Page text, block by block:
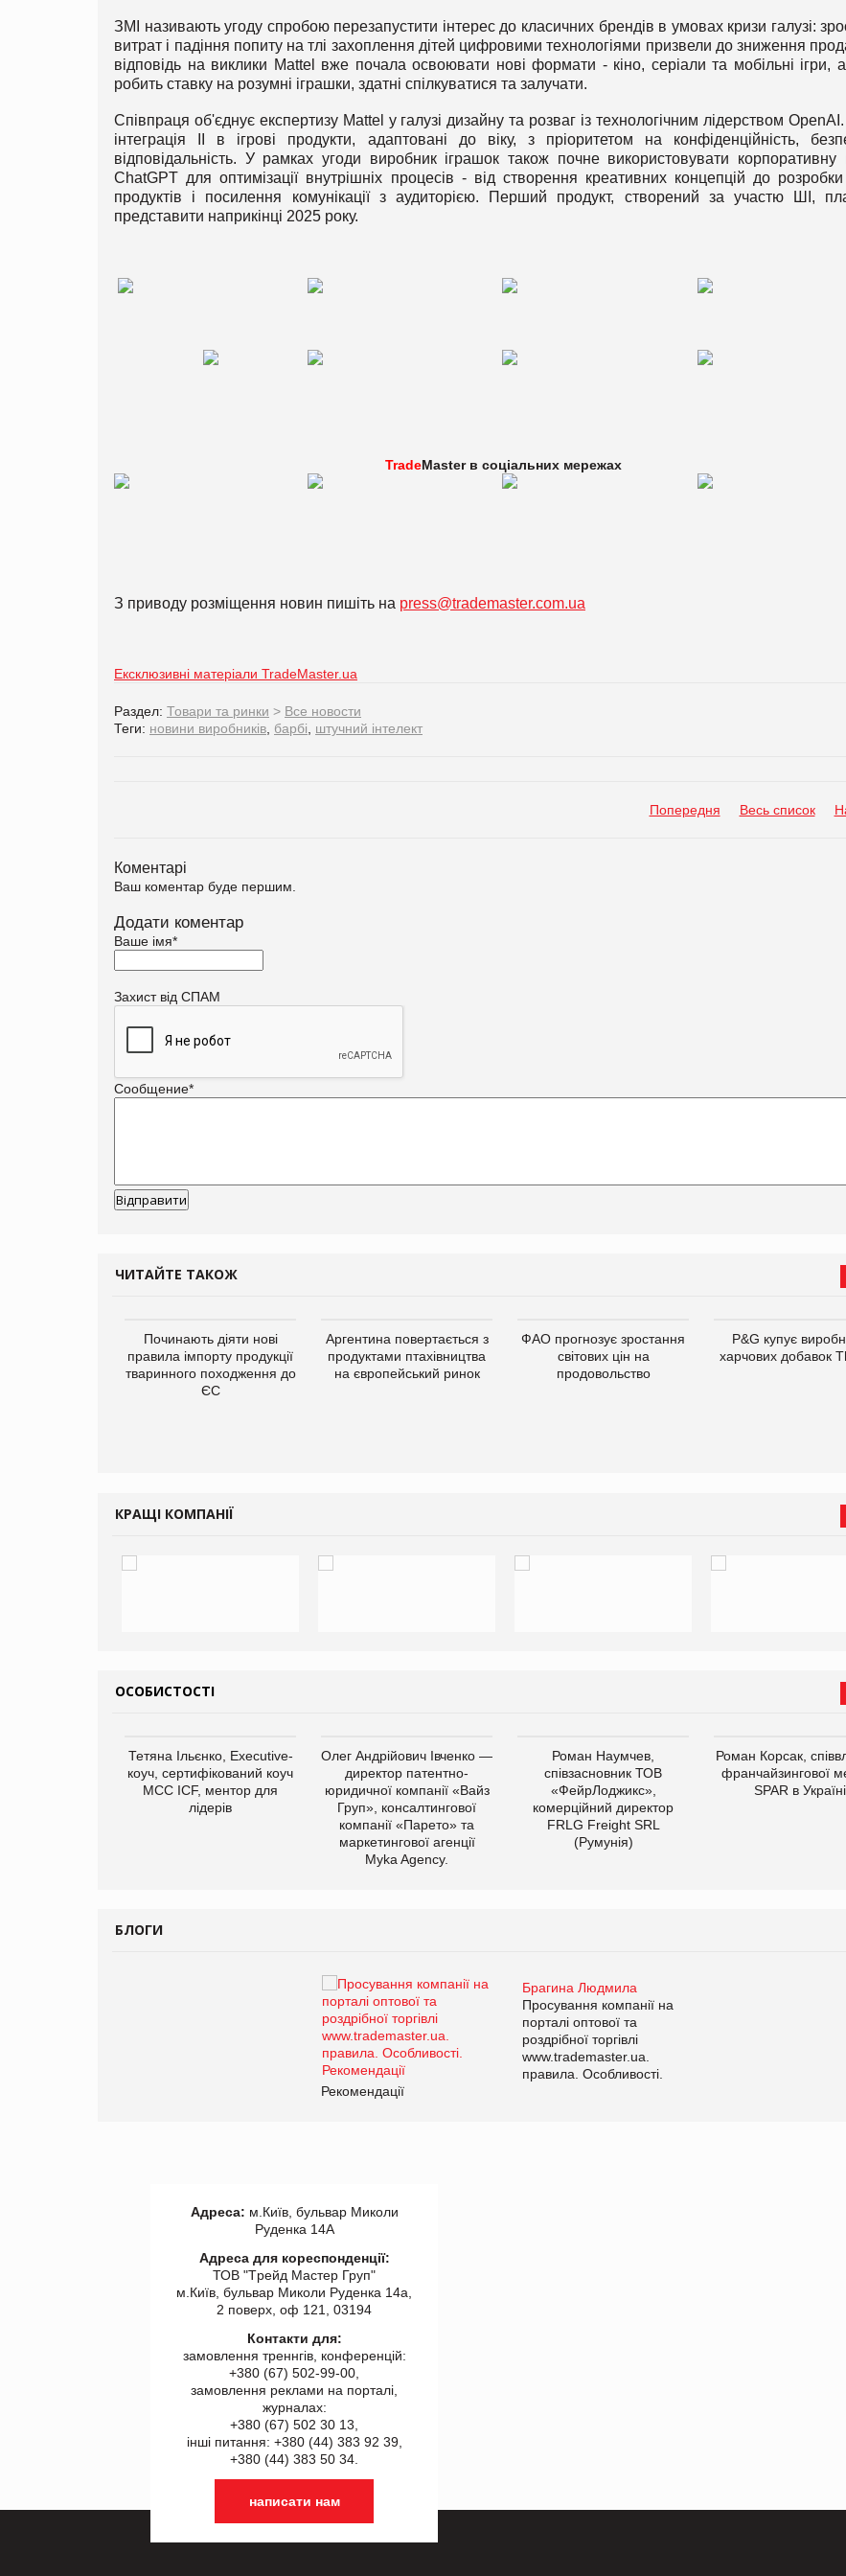
ЗМІ називають угоду спробою перезапустити інтерес до класичних брендів в умовах кризи галузі:
витрат і падіння попиту на тлі захоплення дітей цифровими технологіями призвели до зниження
відповідь на виклики Mattel вже почала освоювати нові формати - кіно, серіали та мобільні ігри,
робить ставку на розумні іграшки, здатні спілкуватися та залучати.
Співпраця об'єднує експертизу Mattel у галузі дизайну та розваг із технологічним лідерством
інтеграція ІІ в ігрові продукти, адаптовані до віку, з пріоритетом на конфіденційність,
відповідальність. У рамках угоди виробник іграшок також почне використовувати корпоративну
ChatGPT для оптимізації внутрішніх процесів - від створення креативних концепцій до
продуктів і посилення комунікації з аудиторією. Перший продукт, створений за участю ШІ,
представити наприкінці 2025 року.
TradeMaster в соціальних мережах
З приводу розміщення новин пишіть на press@trademaster.com.ua
Ексклюзивні матеріали TradeMaster.ua
Раздел: Товари та ринки > Все новости
Теги: новини виробників барбі штучний інтелект
Попередня Весь список
Коментарі
Ваш коментар буде першим.
Додати коментар
Ваше імя*
Захист від СПАМ
Сообщение*
ЧИТАЙТЕ ТАКОЖ
Починають діяти нові
правила імпорту продукції
тваринного походження до
ЄС
Аргентина повертається з
продуктами птахівництва
на європейський ринок
ФАО прогнозує зростання
світових цін на
продовольство
P&G купує
харчових добавок
КРАЩІ КОМПАНІЇ
ОСОБИСТОСТІ
Тетяна Ільєнко, Executive-
коуч, сертифікований коуч
МСС ICF, ментор для
лідерів
Олег Андрійович Івченко —
директор патентно-
юридичної компанії «Вайз
Груп», консалтингової
компанії «Парето» та
маркетингової агенції
Myka Agency.
Роман Наумчев,
співзасновник ТОВ
«ФейрЛоджикс»,
комерційний директор
FRLG Freight SRL
(Румунія)
Роман Корсак,
франчайзингової
SPAR в Україні
БЛОГИ
Брагина Людмила
Просування компанії на
порталі оптової та
роздрібної торгівлі
www.trademaster.ua.
правила. Особливості.
Рекомендації
Адреса: м.Київ, бульвар Миколи
Руденка 14А
Адреса для кореспонденції:
ТОВ "Tрейд Мастер Груп"
м.Київ, бульвар Миколи Руденка 14а,
2 поверх, оф 121, 03194
Контакти для:
замовлення треннгів, конференцій:
+380 (67) 502-99-00,
замовлення реклами на порталі,
журналах:
+380 (67) 502 30 13,
інші питання: +380 (44) 383 92 39,
+380 (44) 383 50 34.
написати нам